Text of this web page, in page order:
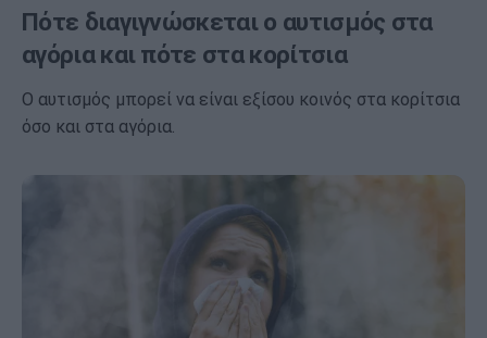
Πότε διαγιγνώσκεται ο αυτισμός στα
αγόρια και πότε στα κορίτσια
Ο αυτισμός μπορεί να είναι εξίσου κοινός στα κορίτσια
όσο και στα αγόρια.